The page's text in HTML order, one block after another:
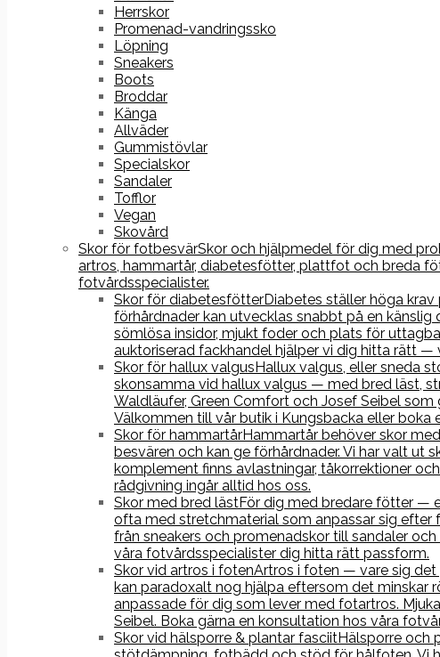
Herrskor
Promenad-vandringssko
Löpning
Sneakers
Boots
Broddar
Känga
Allväder
Gummistövlar
Specialskor
Sandaler
Tofflor
Vegan
Skovård
Skor för fotbesvärSkor och hjälpmedel för dig med
artros, hammartår, diabetesfötter, plattfot och breda
fotvårdsspecialister.
Skor för diabetesfötterDiabetes ställer höga
förhårdnader kan utvecklas snabbt på en
sömlösa insidor, mjukt foder och plats för
auktoriserad fackhandel hjälper vi dig hitta rätt
Skor för hallux valgusHallux valgus, eller sneda
skonsamma vid hallux valgus — med bred läst,
Waldläufer, Green Comfort och Josef Seibel
Välkommen till vår butik i Kungsbacka eller boka
Skor för hammartårHammartår behöver skor
besvären och kan ge förhårdnader. Vi har valt
komplement finns avlastningar, tåkorrektioner
rådgivning ingår alltid hos oss.
Skor med bred lästFör dig med bredare fötter —
ofta med stretchmaterial som anpassar sig efter
från sneakers och promenadskor till sandaler
våra fotvårdsspecialister dig hitta rätt passform.
Skor vid artros i fotenArtros i foten — vare sig det
kan paradoxalt nog hjälpa eftersom det
anpassade för dig som lever med fotartros.
Seibel. Boka gärna en konsultation hos våra
Skor vid hälsporre & plantar fasciitHälsporre och